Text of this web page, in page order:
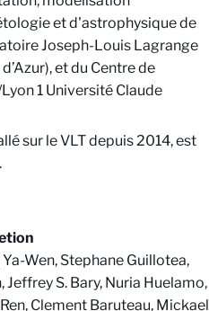
et d'astrophysique de
Joseph-Louis Lagrange
et du Centre de
1 Université Claude
sur le VLT depuis 2014, est
Wen, Stephane Guillotea,
S. Bary, Nuria Huelamo,
Clement Baruteau, Mickael